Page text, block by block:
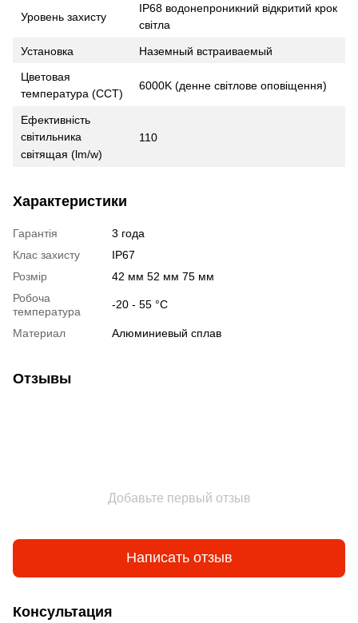
Уровень захисту
IP68 водонепроникний відкритий крок
світла
Установка
Наземный встраиваемый
Цветовая
температура (CCT)
6000K (денне світлове оповіщення)
Ефективність
світильника
світящая (lm/w)
110
Характеристики
Гарантія
3 года
Клас захисту
IP67
Розмір
42 мм 52 мм 75 мм
Робоча
температура
-20 - 55 °С
Материал Алюминиевый сплав
Отзывы
Добавьте первый отзыв
Написать отзыв
Консультация